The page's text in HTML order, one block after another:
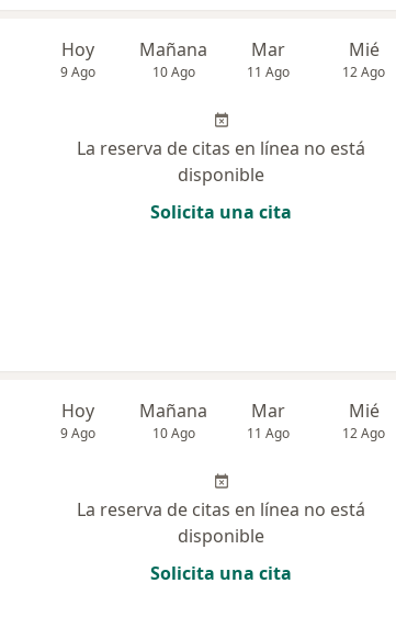
Hoy
9 Ago
Mañana
10 Ago
Mar
11 Ago
Mié
12 Ago
La reserva de citas en línea no está
disponible
Solicita una cita
Hoy
9 Ago
Mañana
10 Ago
Mar
11 Ago
Mié
12 Ago
La reserva de citas en línea no está
disponible
Solicita una cita